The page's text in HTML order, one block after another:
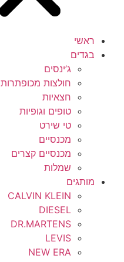
ראשי
בגדים
ג’ינסים
חולצות מכופתרות
חצאיות
טופים וגופיות
טי שירט
מכנסיים
מכנסיים קצרים
שמלות
מותגים
CALVIN KLEIN
DIESEL
DR.MARTENS
LEVIS
NEW ERA